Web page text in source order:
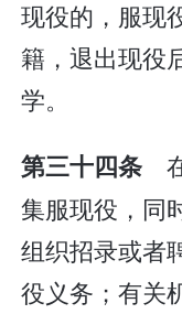
现役的，服现
籍，退出现役
学。
第三十四条
集服现役，同
组织招录或者
役义务；有关